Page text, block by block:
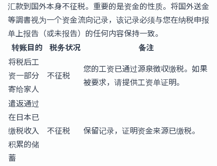
汇款到国外本身不征税。重要的是资金的性质。将国外送金
等調書视为一个资金流向记录，该记录必须与您在纳税申报
单上报告（或未报告）的任何内容保持一致。
转账目的
税务状况
备注
将税后工
资一部分
寄给家人
不征税
您的工资已通过源泉徴収缴税。如果
被要求，请提供工资单证明。
遣返通过
在日本已
缴税收入
积累的储
蓄
不征税 保留记录，证明资金来源已缴税。